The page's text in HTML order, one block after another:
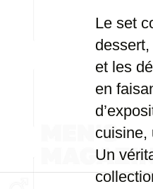
Le set
dessert,
et les
en
cuisine,
Un